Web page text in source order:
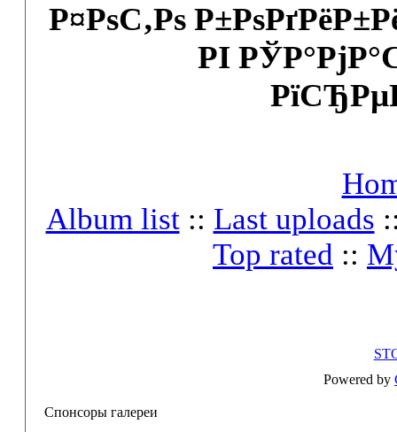
Р¤РѕС‚Рѕ
РІ
Album list:: Last uploads
Top rated ::
Powered by